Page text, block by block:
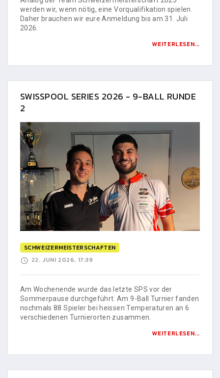
werden wir, wenn nötig, eine Vorqualifikation spielen.
Daher brauchen wir eure Anmeldung bis am 31. Juli
2026.
WEITERLESEN...
SWISSPOOL SERIES 2026 - 9-BALL RUNDE
2
SCHWEIZERMEISTERSCHAFTEN
22. JUNI 2026, 17:39
Am Wochenende wurde das letzte SPS vor der
Sommerpause durchgeführt. Am 9-Ball Turnier fanden
nochmals 88 Spieler bei heissen Temperaturen an 6
verschiedenen Turnierorten zusammen.
WEITERLESEN...